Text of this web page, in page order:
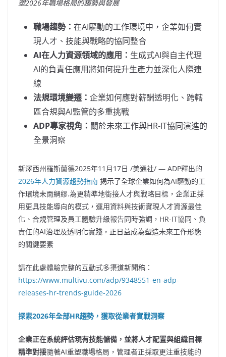
塑2026年職場格局的趨勢與發展
職場趨勢： 在AI驅動的工作環境中，企業如何實
現人才、技能與戰略的協同整合
AI在人力資源領域的應用： 生成式AI與自主代理
AI的負責任應用將如何提升生產力並深化人際連
線
法規環境變遷： 企業如何應對薪酬透明化、跨轄
區合規與AI監管的多重挑戰
ADP專家視角： 關於未來工作與HR-IT協同演進的
全景洞察
新澤西州羅斯蘭德2025年11月17日 /美通社/ — ADP釋出的
2026年人力資源趨勢指南 揭示了全球企業如何為AI驅動的工
作環境未雨綢繆.為更精準地銜接人才與戰略目標，企業正採
用更具技能導向的模式，運用資料與技術實現人才資源最佳
化、合規管理及員工體驗升級報告同時強調，HR-IT協同、負
責任的AI治理及透明化實踐，正日益成為塑造未來工作形態
的關鍵要素
請在此處體驗完整的互動式多渠道新聞稿：
https://www.multivu.com/adp/9348551-en-adp-
releases-hr-trends-guide-2026
探索2026年全部HR趨勢，獲取從業者實戰洞察
企業正在系統評估現有技能儲備，並將人才配置與組織目標
精準對接隨著AI重塑職場格局，管理者正採取更注重技能的